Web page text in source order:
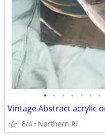
• • • • • • •
8/4 Northern RI